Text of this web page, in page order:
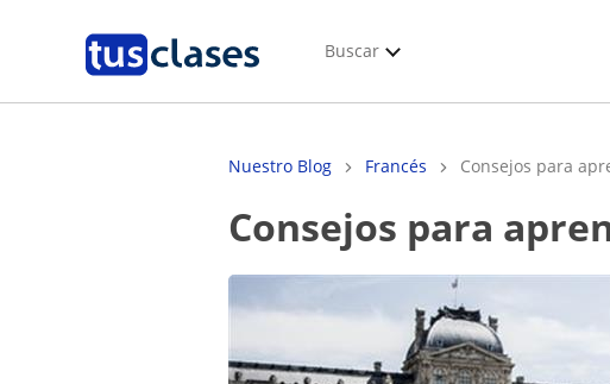
Buscar
Nuestro Blog Francés Consejos para
Consejos para